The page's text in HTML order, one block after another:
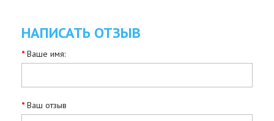
НАПИСАТЬ ОТЗЫВ
Ваше имя:
Ваш отзыв